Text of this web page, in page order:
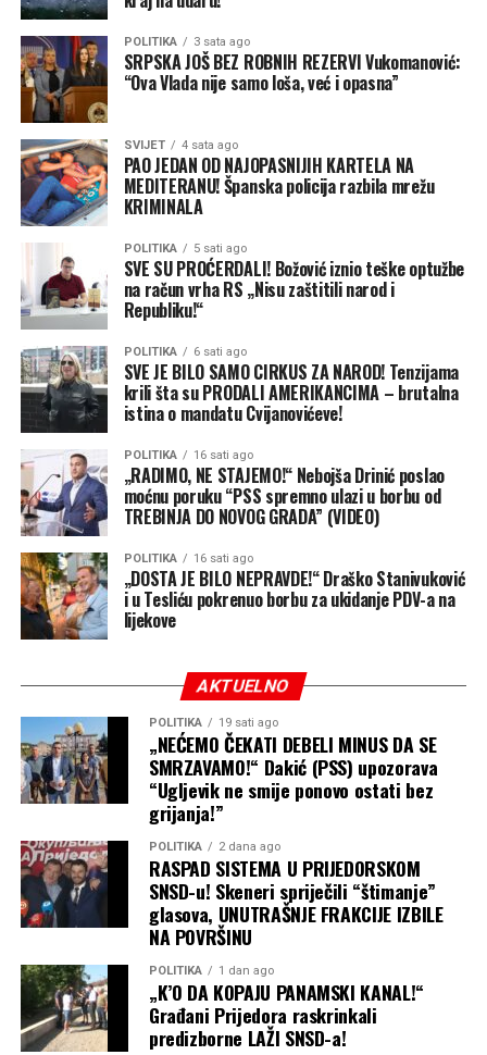
Ali ne razumijem da nisu u
stanju napisati objavu da
bar liči na istinu”, poručuje
Milanović na samom
početku svog obraćanja.
Milanović podsjeća da ovo nije prvi put da SNSD
ponavlja istu neistinu u javnosti, iako su im u
skupštinskim klupama već predočeni dokazi:
“Ovu tezu, da je nekad,
navodno, grad podigao
kredit za novi vodovod do
rezervoara Tunjice, jer je
postojeći bio nedovoljnog
kapaciteta da snabdijeva
potkozarska sela i onda
potrošen na nešto drugo,
ponavljaju više puta. Prvi
put sam pomislio da je
greška i neznanje, pa sam
im lijepo i argumentovano
odgovorio u skupštini i
objasnio da nikad u
posljednjih 6 godina nije
nijedan kredit bio za tu
namjenu. A po tvrdnjama
bivšeg gradonačelnika, ni 4
godine prije toga.”
trpezu i druženje mještana i gostiju, uz poruku da će se
tradicija okupljanja oko ovog svetog hrama nastaviti i u
godinama koje dolaze.
je ona.
Blink
POLITIKA 3 sata ago
SRPSKA JOŠ BEZ ROBNIH REZERVI Vukomanović:
“Ova Vlada nije samo loša, već i opasna”
SVIJET 4 sata ago
PAO JEDAN OD NAJOPASNIJIH KARTELA NA
MEDITERANU! Španska policija razbila mrežu
KRIMINALA
POLITIKA 5 sati ago
SVE SU PROĆERDALI! Božović iznio teške optužbe
na račun vrha RS „Nisu zaštitili narod i
Republiku!“
POLITIKA 6 sati ago
SVE JE BILO SAMO CIRKUS ZA NAROD! Tenzijama
krili šta su PRODALI AMERIKANCIMA – brutalna
istina o mandatu Cvijanovićeve!
POLITIKA 16 sati ago
„RADIMO, NE STAJEMO!“ Nebojša Drinić poslao
moćnu poruku “PSS spremno ulazi u borbu od
TREBINJA DO NOVOG GRADA” (VIDEO)
POLITIKA 16 sati ago
„DOSTA JE BILO NEPRAVDE!“ Draško Stanivuković
i u Tesliću pokrenuo borbu za ukidanje PDV-a na
lijekove
AKTUELNO
POLITIKA 19 sati ago
„NEĆEMO ČEKATI DEBELI MINUS DA SE
SMRZAVAMO!“ Dakić (PSS) upozorava
“Ugljevik ne smije ponovo ostati bez
grijanja!”
POLITIKA 2 dana ago
RASPAD SISTEMA U PRIJEDORSKOM
SNSD-u! Skeneri spriječili “štimanje”
glasova, UNUTRAŠNJE FRAKCIJE IZBILE
NA POVRŠINU
POLITIKA 1 dan ago
„K’O DA KOPAJU PANAMSKI KANAL!“
Građani Prijedora raskrinkali
predizborne LAŽI SNSD-a!